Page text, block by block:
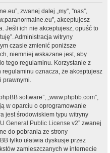
zwanej dalej „my”, ”nas”,
akceptujesz
Jeśli ich nie akceptujesz, opuść to
Administracja witryny
czasie zmienić poniższe
niemniej wskazane jest, aby
tego regulaminu. Korzystanie z
regulaminu oznacza, że akceptujesz
prawnymi.
software”, „www.phpbb.com”,
w oparciu o oprogramowanie
jest środowiskiem typu witryny
General Public License v2” zwanej
do pobrania ze strony
tylko ułatwia dyskusje przez
zamieszczanych w internecie